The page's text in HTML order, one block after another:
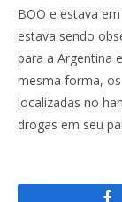
BOO e estava
estava sendo
para a Argentina
mesma forma,
localizadas no
drogas em seu